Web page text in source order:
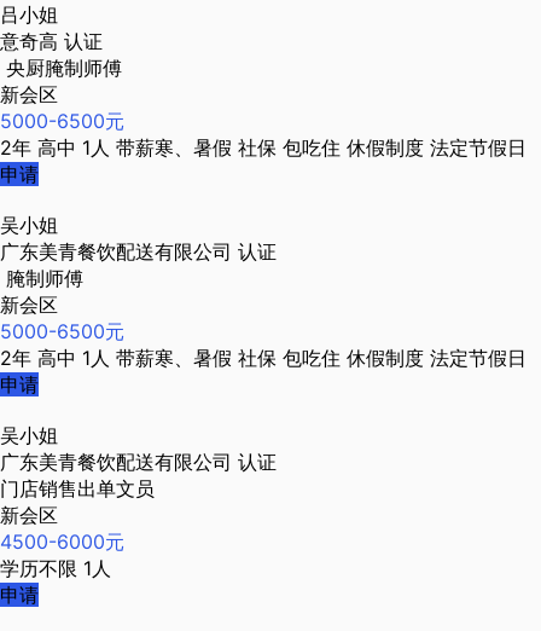
吕小姐
意奇高 认证
央厨腌制师傅
新会区
5000-6500元
2年 高中 1人 带薪寒、暑假 社保 包吃住 休假制度 法定节假日
申请
吴小姐
广东美青餐饮配送有限公司 认证
腌制师傅
新会区
5000-6500元
2年 高中 1人 带薪寒、暑假 社保 包吃住 休假制度 法定节假日
申请
吴小姐
广东美青餐饮配送有限公司 认证
门店销售出单文员
新会区
4500-6000元
学历不限 1人
申请